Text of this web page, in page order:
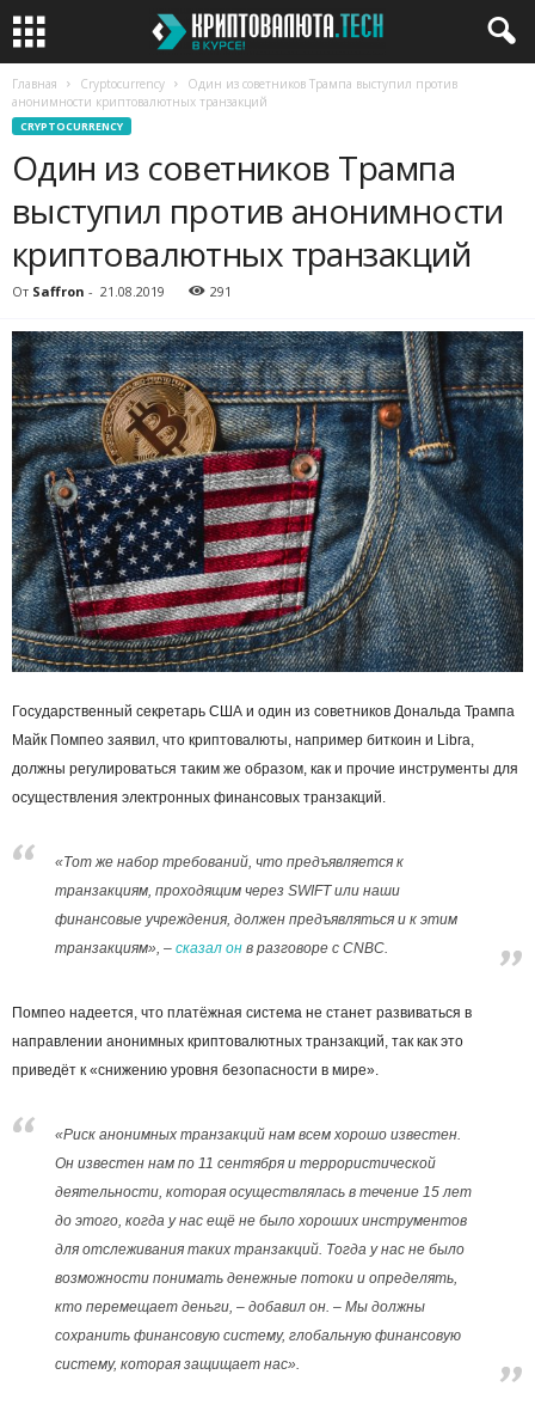
Главная Cryptocurrency
Один из советников Трампа выступил против
анонимности криптовалютных транзакций
CRYPTOCURRENCY
Один из советников Трампа
выступил против анонимности
криптовалютных транзакций
От Saffron - 21.08.2019 291
Государственный секретарь США и один из советников Дональда Трампа
Майк Помпео заявил, что криптовалюты, например биткоин и Libra,
должны регулироваться таким же образом, как и прочие инструменты для
осуществления электронных финансовых транзакций.
«Тот же набор требований, что предъявляется к
транзакциям, проходящим через SWIFT или наши
финансовые учреждения, должен предъявляться и к этим
транзакциям», – сказал он в разговоре с CNBC.
Помпео надеется, что платёжная система не станет развиваться в
направлении анонимных криптовалютных транзакций, так как это
приведёт к «снижению уровня безопасности в мире».
«Риск анонимных транзакций нам всем хорошо известен.
Он известен нам по 11 сентября и террористической
деятельности, которая осуществлялась в течение 15 лет
до этого, когда у нас ещё не было хороших инструментов
для отслеживания таких транзакций. Тогда у нас не было
возможности понимать денежные потоки и определять,
кто перемещает деньги, – добавил он. – Мы должны
сохранить финансовую систему, глобальную финансовую
систему, которая защищает нас».